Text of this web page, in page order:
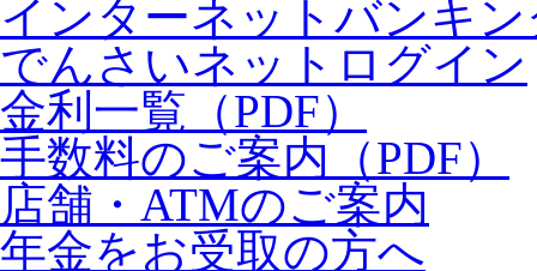
インターネットバンキ
でんさいネットログイン
金利一覧（PDF）
手数料のご案内（PDF）
店舗・ATMのご案内
年金をお受取の方へ